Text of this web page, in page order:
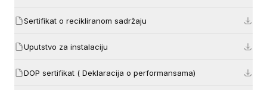
Sertifikat o recikliranom sadržaju
Uputstvo za instalaciju
DOP sertifikat ( Deklaracija o performansama)